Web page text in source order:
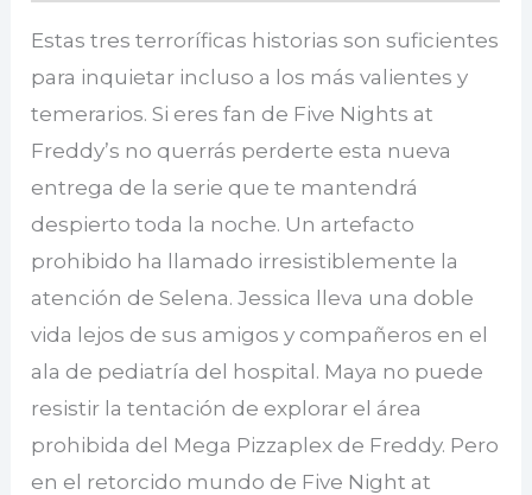
Estas tres terroríficas historias son suficientes
para inquietar incluso a los más valientes y
temerarios. Si eres fan de Five Nights at
Freddy’s no querrás perderte esta nueva
entrega de la serie que te mantendrá
despierto toda la noche. Un artefacto
prohibido ha llamado irresistiblemente la
atención de Selena. Jessica lleva una doble
vida lejos de sus amigos y compañeros en el
ala de pediatría del hospital. Maya no puede
resistir la tentación de explorar el área
prohibida del Mega Pizzaplex de Freddy. Pero
en el retorcido mundo de Five Night at